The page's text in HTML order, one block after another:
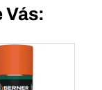
Vás: